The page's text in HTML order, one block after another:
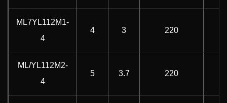
ML7YL112M1-
4
4 3 220
ML/YL112M2-
4
5 3.7 220